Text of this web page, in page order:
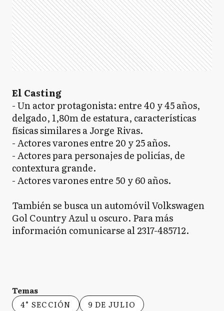
El Casting
- Un actor protagonista: entre 40 y 45 años,
delgado, 1,80m de estatura, características
físicas similares a Jorge Rivas.
- Actores varones entre 20 y 25 años.
- Actores para personajes de policías, de
contextura grande.
- Actores varones entre 50 y 60 años.
También se busca un automóvil Volkswagen
Gol Country Azul u oscuro. Para más
información comunicarse al 2317-485712.
Temas
4° SECCIÓN
9 DE JULIO